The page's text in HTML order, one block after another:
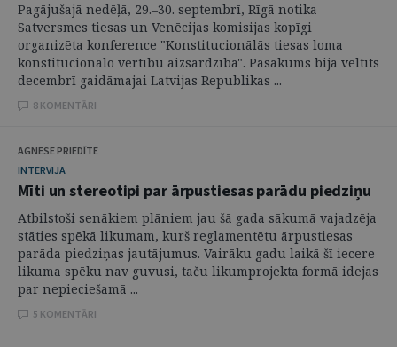
Pagājušajā nedēļā, 29.–30. septembrī, Rīgā notika
Satversmes tiesas un Venēcijas komisijas kopīgi
organizēta konference "Konstitucionālās tiesas loma
konstitucionālo vērtību aizsardzībā". Pasākums bija veltīts
decembrī gaidāmajai Latvijas Republikas ...
8 KOMENTĀRI
AGNESE PRIEDĪTE
INTERVIJA
Mīti un stereotipi par ārpustiesas parādu piedziņu
Atbilstoši senākiem plāniem jau šā gada sākumā vajadzēja
stāties spēkā likumam, kurš reglamentētu ārpustiesas
parāda piedziņas jautājumus. Vairāku gadu laikā šī iecere
likuma spēku nav guvusi, taču likumprojekta formā idejas
par nepieciešamā ...
5 KOMENTĀRI